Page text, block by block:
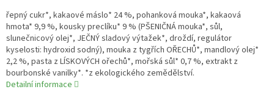
řepný cukr*, kakaové máslo* 24 %, pohanková mouka*, kakaová
hmota* 9,9 %, kousky preclíku* 9 % (PŠENIČNÁ mouka*, sůl,
slunečnicový olej*, JEČNÝ sladový výtažek*, droždí, regulátor
kyselosti: hydroxid sodný), mouka z tygřích OŘECHŮ*, mandlový olej*
2,2 %, pasta z LÍSKOVÝCH ořechů*, mořská sůl* 0,7 %, extrakt z
bourbonské vanilky*. *z ekologického zemědělství.
Detailní informace